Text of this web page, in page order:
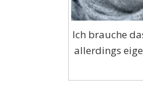
Ich brauche
allerdings